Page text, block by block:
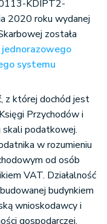
KDIPT2-
2020 roku wydanej
została
jednorazowego
systemu
z której dochód jest
Przychodów i
skali podatkowej.
w rozumieniu
od osób
VAT. Działalność
budynkiem
wnioskodawcy i
gospodarczej.